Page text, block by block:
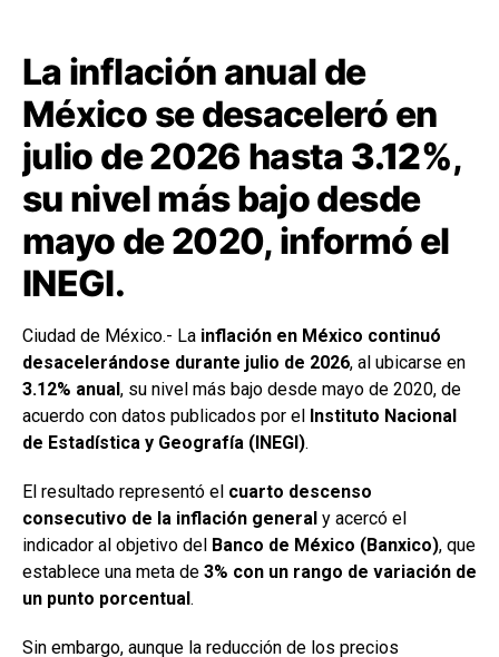
La inflación anual de
México se desaceleró en
julio de 2026 hasta 3.12%,
su nivel más bajo desde
mayo de 2020, informó el
INEGI.
Ciudad de México.- La inflación en México continuó
desacelerándose durante julio de 2026, al ubicarse en
3.12% anual, su nivel más bajo desde mayo de 2020, de
acuerdo con datos publicados por el Instituto Nacional
de Estadística y Geografía (INEGI).
El resultado representó el cuarto descenso
consecutivo de la inflación general y acercó el
indicador al objetivo del Banco de México (Banxico), que
establece una meta de 3% con un rango de variación de
un punto porcentual.
Sin embargo, aunque la reducción de los precios